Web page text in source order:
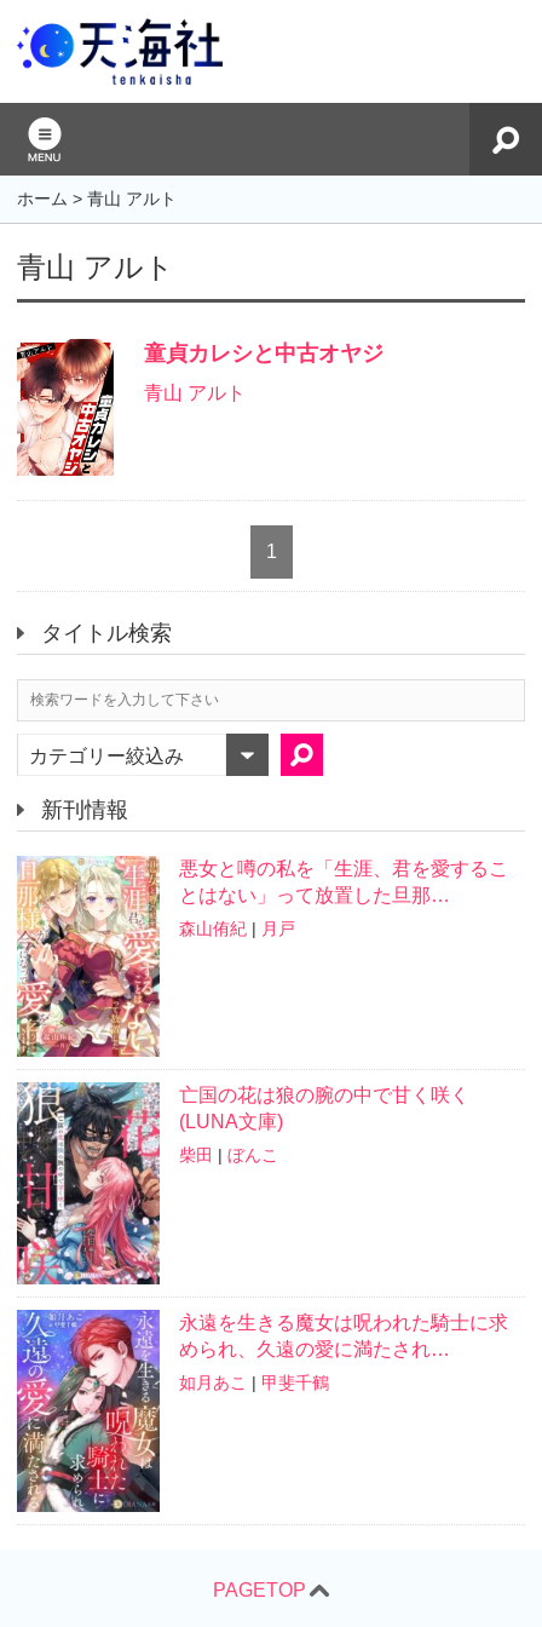
ホーム >青山 アルト
青山 アルト
童貞カレシと中古オヤジ
青山 アルト
1
タイトル検索
カテゴリー絞込み
新刊情報
悪女と噂の私を「生涯、君を愛するこ
とはない」って放置した旦那…
森山侑紀 | 月戸
亡国の花は狼の腕の中で甘く咲く
(LUNA文庫)
柴田 |ぼんこ
永遠を生きる魔女は呪われた騎士に求
められ、久遠の愛に満たされ…
如月あこ | 甲斐千鶴